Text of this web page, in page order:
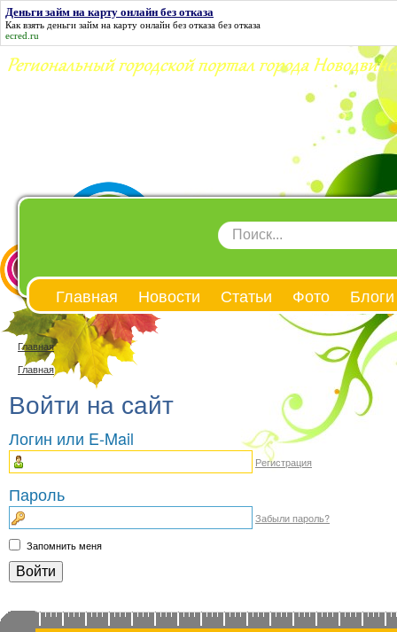
Деньги займ на карту онлайн без отказа
Как взять деньги займ на карту онлайн без отказа без отказа
ecred.ru
Главная Новости Статьи Фото Блоги
Главная
Главная
Войти на сайт
Логин или E-Mail
Регистрация
Пароль
Забыли пароль?
Запомнить меня